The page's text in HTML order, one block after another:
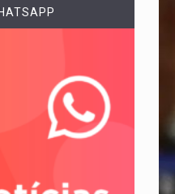
marca o desfecho de
cuja implementação
legislação estabelece um
de Estado norte-
coloca frente a frente duas